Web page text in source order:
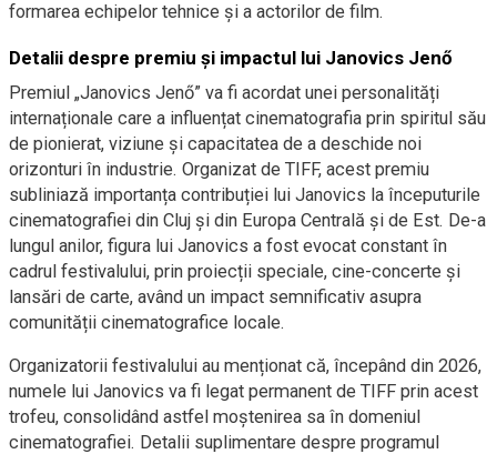
formarea echipelor tehnice și a actorilor de film.
Detalii despre premiu și impactul lui Janovics Jenő
Premiul „Janovics Jenő” va fi acordat unei personalități
internaționale care a influențat cinematografia prin spiritul său
de pionierat, viziune și capacitatea de a deschide noi
orizonturi în industrie. Organizat de TIFF, acest premiu
subliniază importanța contribuției lui Janovics la începuturile
cinematografiei din Cluj și din Europa Centrală și de Est. De-a
lungul anilor, figura lui Janovics a fost evocat constant în
cadrul festivalului, prin proiecții speciale, cine-concerte și
lansări de carte, având un impact semnificativ asupra
comunității cinematografice locale.
Organizatorii festivalului au menționat că, începând din 2026,
numele lui Janovics va fi legat permanent de TIFF prin acest
trofeu, consolidând astfel moștenirea sa în domeniul
cinematografiei. Detalii suplimentare despre programul